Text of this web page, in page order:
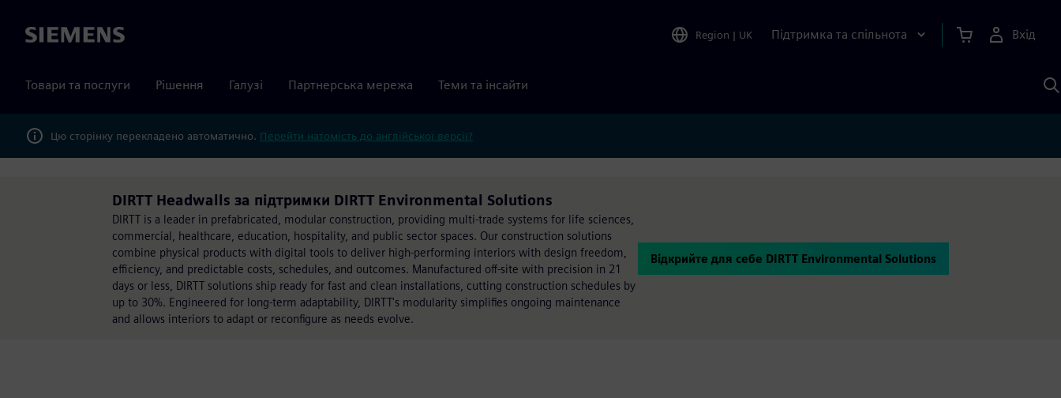
Siemens Region | UK Підтримка та спільнота Вхід
Товари та послуги Рішення Галузі Партнерська мережа Теми та інсайти
Цю сторінку перекладено автоматично. Перейти натомість до англійської версії?
DIRTT Headwalls за підтримки DIRTT Environmental Solutions
DIRTT is a leader in prefabricated, modular construction, providing multi-trade systems for life sciences,
commercial, healthcare, education, hospitality, and public sector spaces. Our construction solutions
combine physical products with digital tools to deliver high-performing interiors with design freedom,
efficiency, and predictable costs, schedules, and outcomes. Manufactured off-site with precision in 21
days or less, DIRTT solutions ship ready for fast and clean installations, cutting construction schedules by
up to 30%. Engineered for long-term adaptability, DIRTT's modularity simplifies ongoing maintenance
and allows interiors to adapt or reconfigure as needs evolve.
Відкрийте для себе DIRTT Environmental Solutions